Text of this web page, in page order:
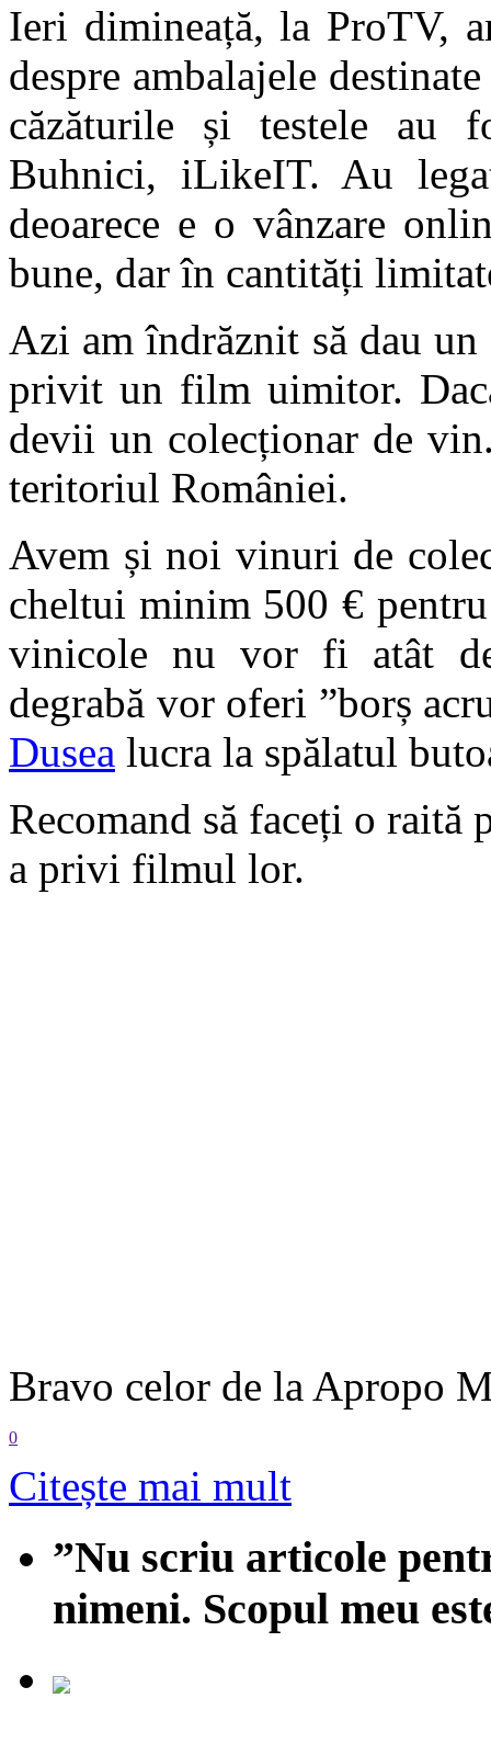
Ieri dimineață, la ProTV,
despre ambalajele
căzăturile și testele au
Buhnici, iLikeIT. Au
deoarece e o vânzare
bune, dar în cantități
Azi am îndrăznit să dau
privit un film uimitor.
devii un colecționar de
teritoriul României.
Avem și noi vinuri de
cheltui minim 500 €
vinicole nu vor fi atât
degrabă vor oferi ”borș
Dusea lucra la spălatul
Recomand să faceți o raită
a privi filmul lor.
Bravo celor de la Apropo
0
Citește mai mult
”Nu scriu articole
nimeni. Scopul meu